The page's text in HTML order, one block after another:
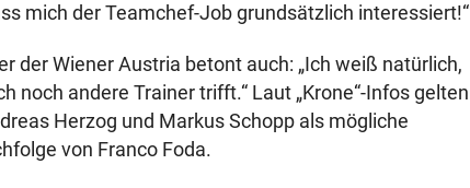
mich der Teamchef-Job grundsätzlich interessiert!“
der Wiener Austria betont auch: „Ich weiß natürlich,
noch andere Trainer trifft.“ Laut „Krone“-Infos gelten
Herzog und Markus Schopp als mögliche
von Franco Foda.